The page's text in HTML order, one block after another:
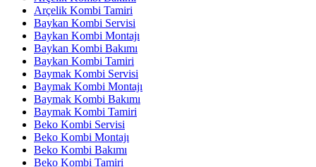
Arçelik Kombi Tamiri
Baykan Kombi Servisi
Baykan Kombi Montajı
Baykan Kombi Bakımı
Baykan Kombi Tamiri
Baymak Kombi Servisi
Baymak Kombi Montajı
Baymak Kombi Bakımı
Baymak Kombi Tamiri
Beko Kombi Servisi
Beko Kombi Montajı
Beko Kombi Bakımı
Beko Kombi Tamiri